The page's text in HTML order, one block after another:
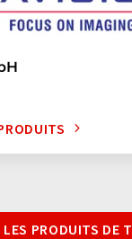
LES PRODUITS DE